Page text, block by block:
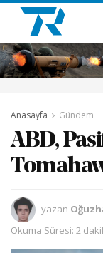
Anasayfa Gündem
ABD,
yazan
Okuma Süresi: 2